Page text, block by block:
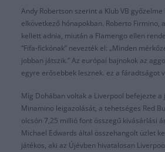
Andy Robertson szerint a Klub VB
elkövetkező hónapokban. Roberto Firmino,
kellett adnia, miután a Flamengo ellen
“Fifa-fickónak” nevezték el: „Minden
jobban játszik.” Az európai bajnokok az
egyre erősebbek lesznek. ez a fáradtságot
Míg Dohában voltak a Liverpool befejezte a
Minamino leigazolását, a tehetséges Red
olcsón 7,25 millió font összegű kivásárlási
Michael Edwards által összehangolt üzlet
játékos, aki az Újévben hivatalosan